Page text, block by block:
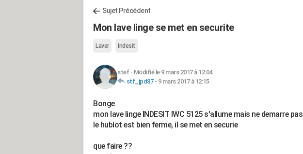
Sujet Précédent
Mon lave linge se met en securite
Laver Indesit
stef- Modifié le 9 mars 2017 à 12:04
stf_jpd87- 9 mars 2017 à 12:15
Bonge
mon lave linge INDESIT IWC 5125 s'allume mais ne demarre pas
le hublot est bien ferme, il se met en securie
que faire ??